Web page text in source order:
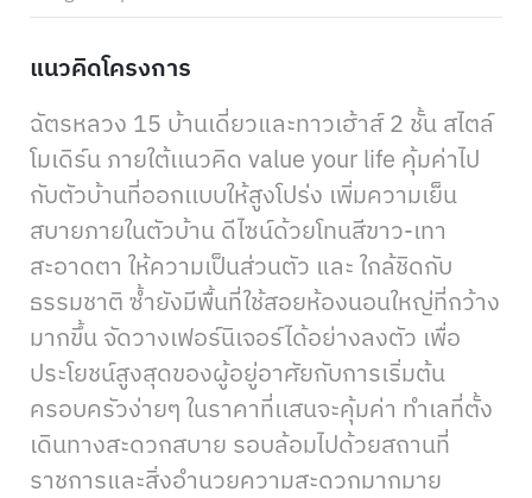
แนวคิดโครงการ
ฉัตรหลวง 15 บ้านเดี่ยวและทาวเฮ้าส์ 2 ชั้น สไตล์
โมเดิร์น ภายใต้เเนวคิด value your life คุ้มค่าไป
กับตัวบ้านที่ออกเเบบให้สูงโปร่ง เพิ่มความเย็น
สบายภายในตัวบ้าน ดีไซน์ด้วยโทนสีขาว-เทา
สะอาดตา ให้ความเป็นส่วนตัว และ ใกล้ชิดกับ
ธรรมชาติ ซ้ำยังมีพื้นที่ใช้สอยห้องนอนใหญ่ที่กว้าง
มากขึ้น จัดวางเฟอร์นิเจอร์ได้อย่างลงตัว เพื่อ
ประโยชน์สูงสุดของผู้อยู่อาศัยกับการเริ่มต้น
ครอบครัวง่ายๆ ในราคาที่เเสนจะคุ้มค่า ทำเลที่ตั้ง
เดินทางสะดวกสบาย รอบล้อมไปด้วยสถานที่
ราชการและสิ่งอำนวยความสะดวกมากมาย